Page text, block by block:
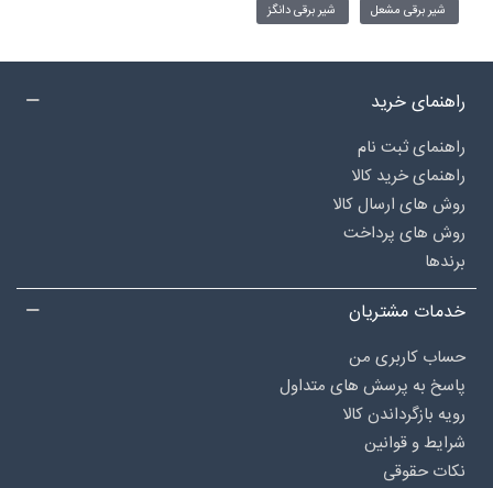
شیر برقی مشعل شیر برقی دانگز
راهنمای خرید
راهنمای ثبت نام
راهنمای خرید کالا
روش های ارسال کالا
روش های پرداخت
برندها
خدمات مشتریان
حساب کاربری من
پاسخ به پرسش های متداول
رویه بازگرداندن کالا
شرایط و قوانین
نکات حقوقی